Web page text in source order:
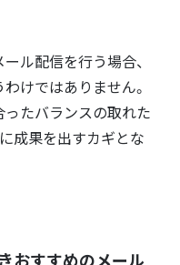
ル配信を行う場合、
けではありません。
ったバランスの取れた
成果を出すカギとな